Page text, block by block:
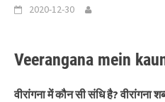
2020-12-30
Veerangana mein
वीरांगना में कौन सी संधि है? वीरांगना